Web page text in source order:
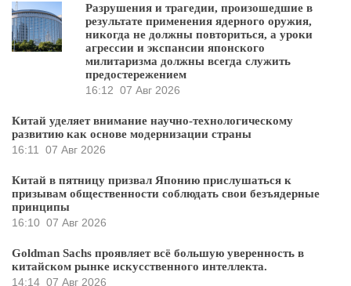
Разрушения и трагедии, произошедшие в
результате применения ядерного оружия,
никогда не должны повториться, а уроки
агрессии и экспансии японского
милитаризма должны всегда служить
предостережением
16:12 07 Авг 2026
Китай уделяет внимание научно-технологическому
развитию как основе модернизации страны
16:11
07 Авг 2026
Китай в пятницу призвал Японию прислушаться к
призывам общественности соблюдать свои безъядерные
принципы
16:10 07 Авг 2026
Goldman Sachs проявляет всё большую уверенность в
китайском рынке искусственного интеллекта.
14:14 07 Авг 2026